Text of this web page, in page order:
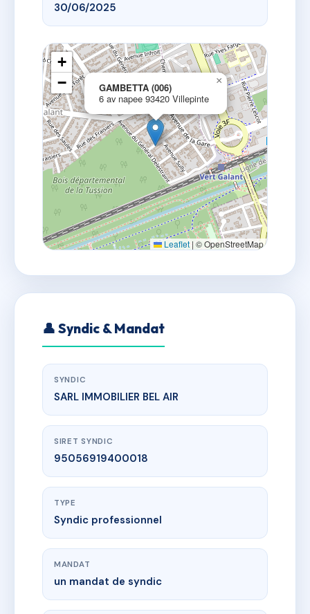
30/06/2025
GAMBETTA (006)
6 av napee 93420 Villepinte
×
+
−
Leaflet | © OpenStreetMap
👤 Syndic & Mandat
SYNDIC
SARL IMMOBILIER BEL AIR
SIRET SYNDIC
95056919400018
TYPE
Syndic professionnel
MANDAT
un mandat de syndic